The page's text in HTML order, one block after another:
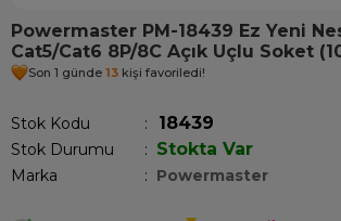
Powermaster PM-18439 Ez Yeni
Cat5/Cat6 8P/8C Açık Uçlu Soket
Son 1 günde 13 kişi favoriledi!
Stok Kodu 18439
Stok Durumu : Stokta Var
Marka : Powermaster